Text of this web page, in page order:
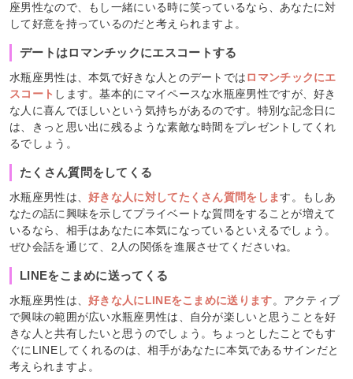
座男性なので、もし一緒にいる時に笑っているなら、あなたに対
して好意を持っているのだと考えられますよ。
デートはロマンチックにエスコートする
水瓶座男性は、本気で好きな人とのデートではロマンチックにエ
スコート します。基本的にマイペースな水瓶座男性ですが、好き
な人に喜んでほしいという気持ちがあるのです。特別な記念日に
は、きっと思い出に残るような素敵な時間をプレゼントしてくれ
るでしょう。
たくさん質問をしてくる
水瓶座男性は、好きな人に対してたくさん質問をします。もしあ
なたの話に興味を示してプライベートな質問をすることが増えて
いるなら、相手はあなたに本気になっているといえるでしょう。
ぜひ会話を通じて、2人の関係を進展させてくださいね。
LINEをこまめに送ってくる
水瓶座男性は、好きな人にLINEをこまめに送ります。アクティブ
で興味の範囲が広い水瓶座男性は、自分が楽しいと思うことを好
きな人と共有したいと思うのでしょう。ちょっとしたことでもす
ぐにLINEしてくれるのは、相手があなたに本気であるサインだと
考えられますよ。